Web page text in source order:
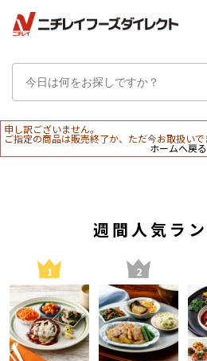
申し訳ございません。
ご指定の商品は販売終了か、ただ今お取扱いで
ホームへ戻る
週間人気ラ
1 2